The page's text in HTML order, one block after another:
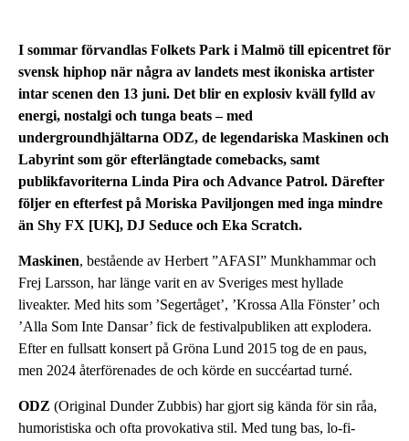
I sommar förvandlas Folkets Park i Malmö till epicentret för
svensk hiphop när några av landets mest ikoniska artister
intar scenen den 13 juni. Det blir en explosiv kväll fylld av
energi, nostalgi och tunga beats – med
undergroundhjältarna ODZ, de legendariska Maskinen och
Labyrint som gör efterlängtade comebacks, samt
publikfavoriterna Linda Pira och Advance Patrol. Därefter
följer en efterfest på Moriska Paviljongen med inga mindre
än Shy FX [UK], DJ Seduce och Eka Scratch.
Maskinen, bestående av Herbert ”AFASI” Munkhammar och
Frej Larsson, har länge varit en av Sveriges mest hyllade
liveakter. Med hits som ’Segertåget’, ’Krossa Alla Fönster’ och
’Alla Som Inte Dansar’ fick de festivalpubliken att explodera.
Efter en fullsatt konsert på Gröna Lund 2015 tog de en paus,
men 2024 återförenades de och körde en succéartad turné.
ODZ (Original Dunder Zubbis) har gjort sig kända för sin råa,
humoristiska och ofta provokativa stil. Med tung bas, lo-fi-